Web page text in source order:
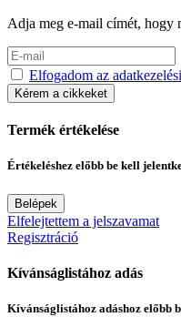
Adja meg e-mail címét, hogy
Elfogadom az
Kérem a cikkeket
Termék értékelése
Értékeléshez előbb be kell
Belépek
Elfelejtettem a jelszavamat
Regisztráció
Kívánságlistához adás
Kívánságlistához adáshoz előbb